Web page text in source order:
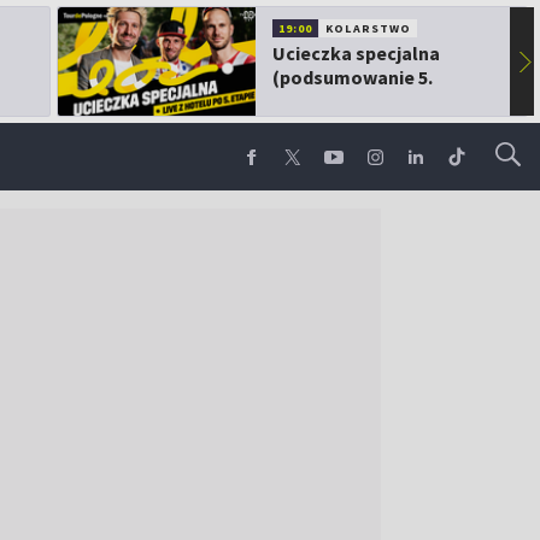
19:00 KOLARSTWO
Ucieczka specjalna
(podsumowanie 5.
▶